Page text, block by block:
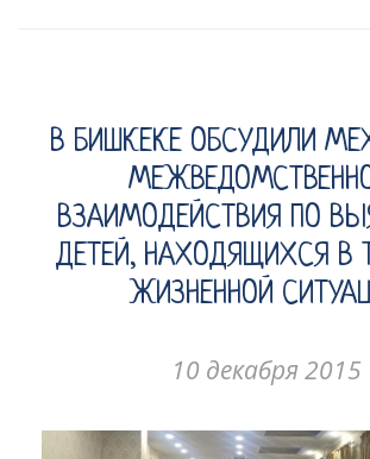
В БИШКЕКЕ ОБСУДИЛИ
ВЗАИМОДЕЙСТВИЯ ПО
ДЕТЕЙ, НАХОДЯЩИХСЯ В
ЖИЗНЕННОЙ
10 декабря 2015